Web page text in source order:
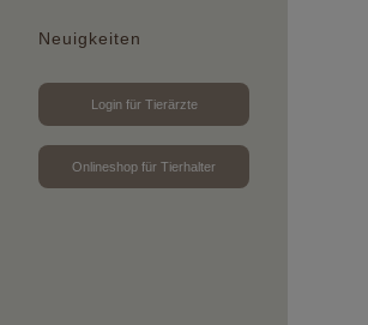
Neuigkeiten
Login für Tierärzte
Onlineshop für Tierhalter